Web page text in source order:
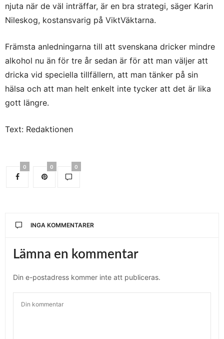
njuta när de väl inträffar, är en bra strategi, säger Karin
Nileskog, kostansvarig på ViktVäktarna.
Främsta anledningarna till att svenskana dricker mindre
alkohol nu än för tre år sedan är för att man väljer att
dricka vid speciella tillfällern, att man tänker på sin
hälsa och att man helt enkelt inte tycker att det är lika
gott längre.
Text: Redaktionen
0 0 0
INGA KOMMENTARER
Lämna en kommentar
Din e-postadress kommer inte att publiceras.